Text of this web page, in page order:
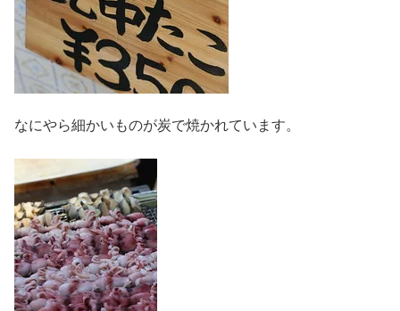
なにやら細かいものが炭で焼かれています。